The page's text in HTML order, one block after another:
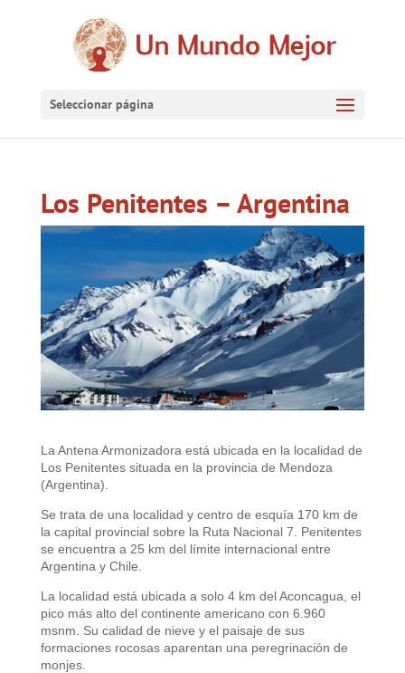
Seleccionar página
Los Penitentes – Argentina
La Antena Armonizadora está ubicada en la localidad de
Los Penitentes situada en la provincia de Mendoza
(Argentina).
Se trata de una localidad y centro de esquía 170 km de
la capital provincial sobre la Ruta Nacional 7. Penitentes
se encuentra a 25 km del límite internacional entre
Argentina y Chile.
La localidad está ubicada a solo 4 km del Aconcagua, el
pico más alto del continente americano con 6.960
msnm. Su calidad de nieve y el paisaje de sus
formaciones rocosas aparentan una peregrinación de
monjes.